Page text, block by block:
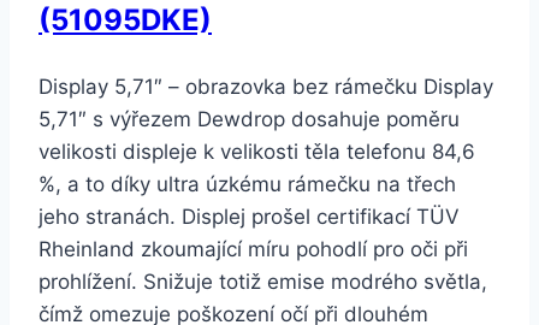
(51095DKE)
Display 5,71″ – obrazovka bez rámečku Display
5,71″ s výřezem Dewdrop dosahuje poměru
velikosti displeje k velikosti těla telefonu 84,6
%, a to díky ultra úzkému rámečku na třech
jeho stranách. Displej prošel certifikací TÜV
Rheinland zkoumající míru pohodlí pro oči při
prohlížení. Snižuje totiž emise modrého světla,
čímž omezuje poškození očí při dlouhém